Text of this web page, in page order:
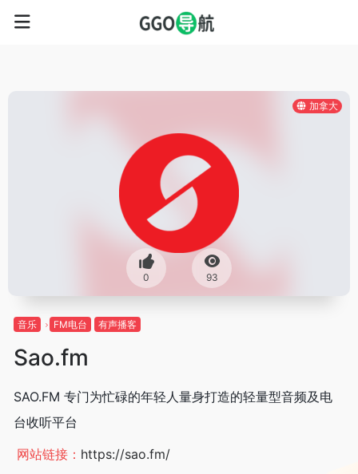
加拿大
0 93
音乐 FM电台 有声播客
Sao.fm
SAO.FM 专门为忙碌的年轻人量身打造的轻量型音频及电
台收听平台
网站链接： https://sao.fm/